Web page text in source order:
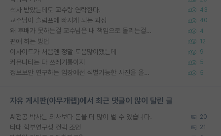
석사 받았는데도 교수랑 연락한다. 43
교수님이 슬럼프에 빠지게 되는 과정 40
왜 후배가 못하는걸 교수님은 내 책임으로 돌리는걸까요? 4
편애 하는 방법 12
이사이트가 처음엔 정말 도움많이됐는데 9
커뮤니티는 다 쓰레기통이지 5
정보보안 연구하는 입장에선 식별가능한 사진을 올리는건 비추이긴함 5
자유 게시판(아무개랩)에서 최근 댓글이 많이 달린 글
AI전공 박사는 의사보다 돈을 더 많이 벌 수 있습니다. 20
타대 학부연구생 컨택 조언 21